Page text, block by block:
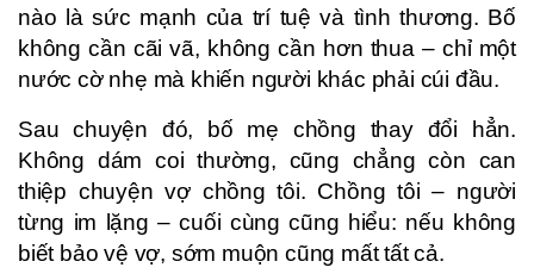
nào là sức mạnh của trí tuệ và tình thương. Bố
không cần cãi vã, không cần hơn thua – chỉ một
nước cờ nhẹ mà khiến người khác phải cúi đầu.
Sau chuyện đó, bố mẹ chồng thay đổi hẳn.
Không dám coi thường, cũng chẳng còn can
thiệp chuyện vợ chồng tôi. Chồng tôi – người
từng im lặng – cuối cùng cũng hiểu: nếu không
biết bảo vệ vợ, sớm muộn cũng mất tất cả.